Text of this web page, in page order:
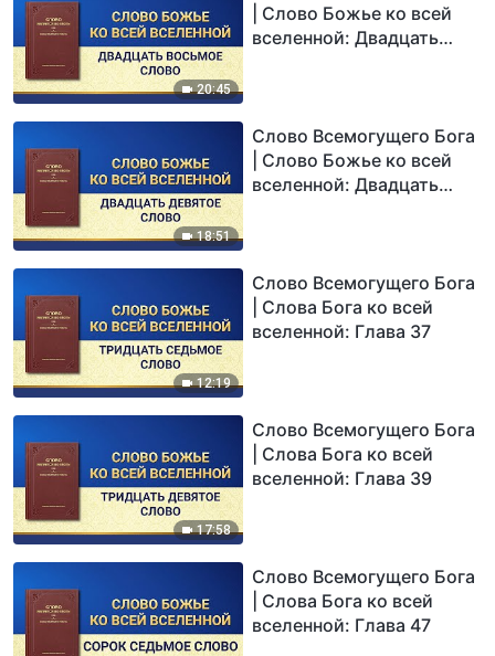
20:45
| Слово Божье ко всей
вселенной: Двадцать
18:51
Слово Всемогущего Бога
| Слово Божье ко всей
вселенной: Двадцать
12:19
Слово Всемогущего Бога
| Слова Бога ко всей
вселенной: Глава 37
17:58
Слово Всемогущего Бога
| Слова Бога ко всей
вселенной: Глава 39
Слово Всемогущего Бога
| Слова Бога ко всей
вселенной: Глава 47